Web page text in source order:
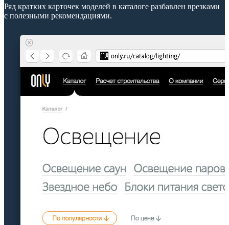
Ряд кратких карточек моделей в каталоге разбавлен врезками
с полезными рекомендациями.